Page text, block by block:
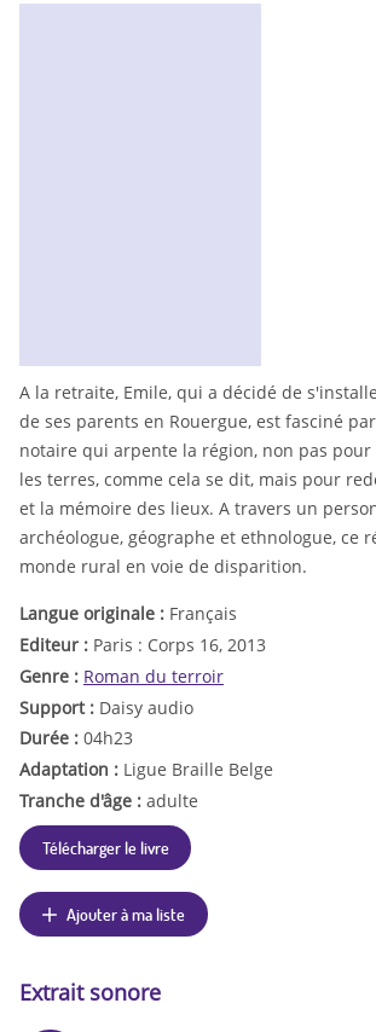
A la retraite, Emile, qui a décidé de
de ses parents en Rouergue, est fasciné
notaire qui arpente la région, non pas
les terres, comme cela se dit, mais pour
et la mémoire des lieux. A travers un
archéologue, géographe et ethnologue, ce
monde rural en voie de disparition.
Langue originale : Français
Editeur : Paris : Corps 16, 2013
Genre : Roman du terroir
Support : Daisy audio
Durée : 04h23
Adaptation : Ligue Braille Belge
Tranche d'âge : adulte
Télécharger le livre
Ajouter à ma liste
Extrait sonore